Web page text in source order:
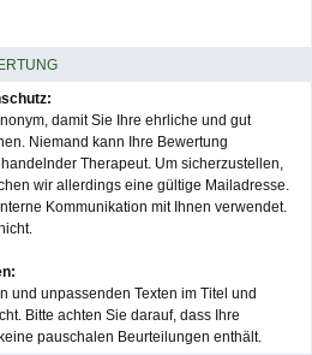
damit Sie Ihre ehrliche und gut
Niemand kann Ihre Bewertung
Therapeut. Um sicherzustellen,
wir allerdings eine gültige Mailadresse.
Kommunikation mit Ihnen verwendet.
und unpassenden Texten im Titel und
Bitte achten Sie darauf, dass Ihre
pauschalen Beurteilungen enthält.